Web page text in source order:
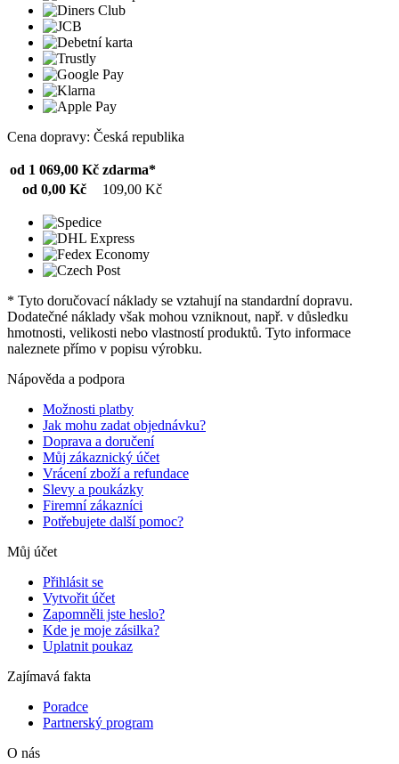
Cena dopravy: Česká republika
od 1 069,00 Kč zdarma*
od 0,00 Kč
109,00 Kč
* Tyto doručovací náklady se vztahují na standardní dopravu.
Dodatečné náklady však mohou vzniknout, např. v důsledku
hmotnosti, velikosti nebo vlastností produktů. Tyto informace
naleznete přímo v popisu výrobku.
Nápověda a podpora
Možnosti platby
Jak mohu zadat objednávku?
Doprava a doručení
Můj zákaznický účet
Vrácení zboží a refundace
Slevy a poukázky
Firemní zákazníci
Potřebujete další pomoc?
Můj účet
Přihlásit se
Vytvořit účet
Zapomněli jste heslo?
Kde je moje zásilka?
Uplatnit poukaz
Zajímavá fakta
Poradce
Partnerský program
O nás